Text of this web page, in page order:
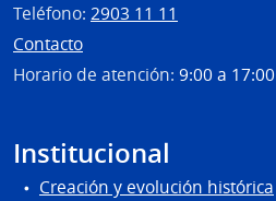
Teléfono: 2903 11 11
Contacto
Horario de atención: 9:00 a 17:00
Institucional
Creación y evolución histórica